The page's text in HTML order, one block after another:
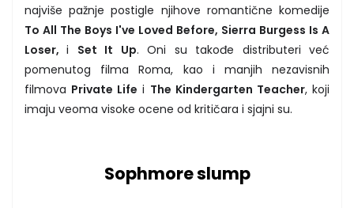
najviše pažnje postigle njihove romantične komedije
To All The Boys I've Loved Before, Sierra Burgess Is A
Loser,i Set It Up. Oni su takođe distributeri već
pomenutog filma Roma, kao i manjih nezavisnih
filmova Private Life i The Kindergarten Teacher, koji
imaju veoma visoke ocene od kritičara i sjajni su.
Sophmore slump